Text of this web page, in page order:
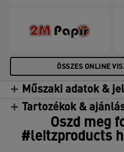
ÖSSZES ONLINE
Műszaki adatok &
Tartozékok &
Oszd meg
#leitzproducts